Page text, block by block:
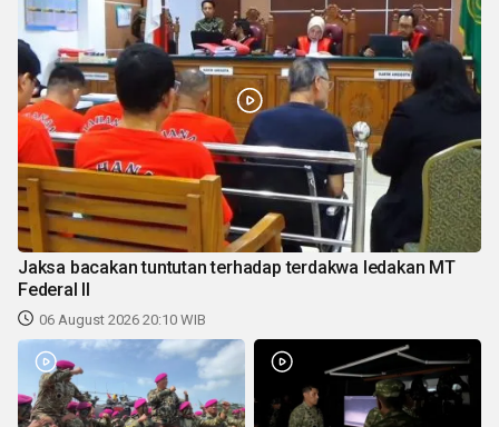
Jaksa bacakan tuntutan terhadap terdakwa ledakan MT
Federal II
06 August 2026 20:10 WIB